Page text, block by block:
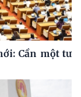
Cần một tư